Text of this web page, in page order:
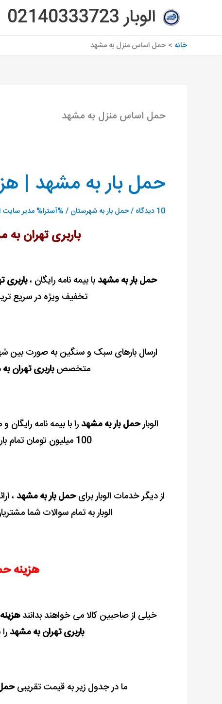
محتوا
الوبار 02140333723
خانه حمل اساس منزل به مشهد
حمل اساس منزل به مشهد
حمل بار به مشهد |
10 دیدگاه /حمل بار به شهرستان / %آسترا%مدیر سایت
باربری تهران به
حمل بار به مشهدبا بیمه نامه رایگان ،باربری
تخفیف ویژه در سریع
ارسال بارهای سبک و سنگین به صورت بین
متخصصباربری تهران
الوبارحمل بار به مشهدرا با بیمه نامه
100 میلیون تومان تمام بارها را به صورت رایگان بیمه می نماید.
از دیگر خدمات الوبار برایحمل بار به مشهد ،
الوبار به تمام سوالات شما
هزینه
خیلی از صاحبین کالا می خواهند بدانند
باربری تهران به مشهد
ما در جدول زیر به قیمت تقریبی
حمل
بار
مشهد